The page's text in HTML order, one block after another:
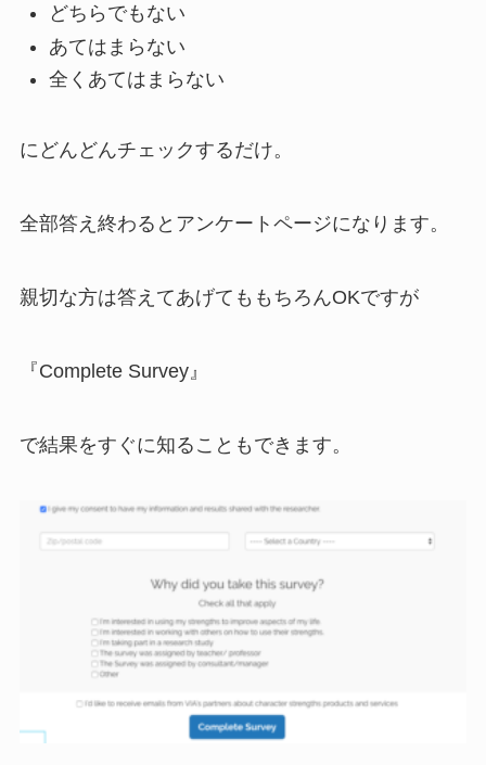
どちらでもない
あてはまらない
全くあてはまらない
にどんどんチェックするだけ。
全部答え終わるとアンケートページになります。
親切な方は答えてあげてももちろんOKですが
『Complete Survey』
で結果をすぐに知ることもできます。